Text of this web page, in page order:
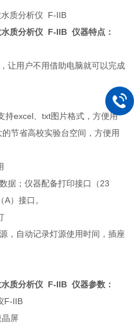
水质分析仪 F-IIB
水质分析仪 F-IIB 仪器特点：
让用户不用借助电脑就可以完成
持excel、txt图片格式，方便用
节省高校实验台空间，方便用
据；仪器配备打印接口（23
）接口。
，自动记录灯源使用时间，插座
水质分析仪 F-IIB 仪器参数：
F-IIB
屏